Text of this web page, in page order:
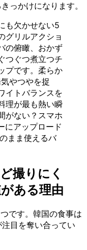
っかけになります。
も欠かせない5
グリルアクショ
の俯瞰、おかず
つぐつ煮立つチ
プです。柔らか
やつやを捉
イトバランスを
理が最も熱い瞬
がない？スマホ
にアップロード
まま使えるバ
撮りにく
ある理由
です。韓国の食事は
目を奪い合ってい